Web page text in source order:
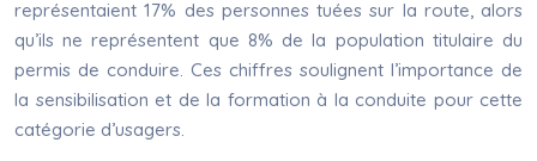
représentaient 17% des personnes tuées sur la route, alors
qu’ils ne représentent que 8% de la population titulaire du
permis de conduire. Ces chiffres soulignent l’importance de
la sensibilisation et de la formation à la conduite pour cette
catégorie d’usagers.